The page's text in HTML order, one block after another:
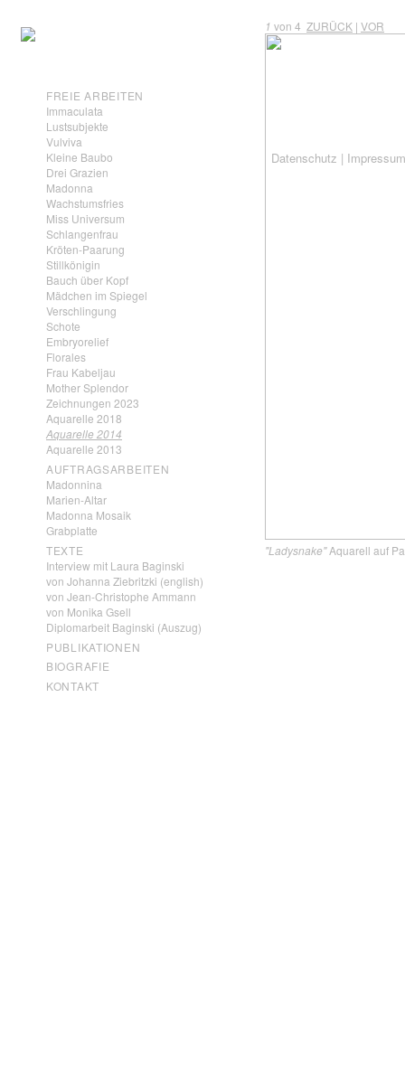
FREIE ARBEITEN
Immaculata
Lustsubjekte
Vulviva
Kleine Baubo
Drei Grazien
Madonna
Wachstumsfries
Miss Universum
Schlangenfrau
Kröten-Paarung
Stillkönigin
Bauch über Kopf
Mädchen im Spiegel
Verschlingung
Schote
Embryorelief
Florales
Frau Kabeljau
Mother Splendor
Zeichnungen 2023
Aquarelle 2018
Aquarelle 2014
Aquarelle 2013
AUFTRAGSARBEITEN
Madonnina
Marien-Altar
Madonna Mosaik
Grabplatte
TEXTE
Interview mit Laura Baginski
von Johanna Ziebritzki (english)
von Jean-Christophe Ammann
von Monika Gsell
Diplomarbeit Baginski (Auszug)
PUBLIKATIONEN
BIOGRAFIE
KONTAKT
1 von 4 ZURÜCK | VOR
"Ladysnake"Aquarell auf
Datenschutz | Impressum